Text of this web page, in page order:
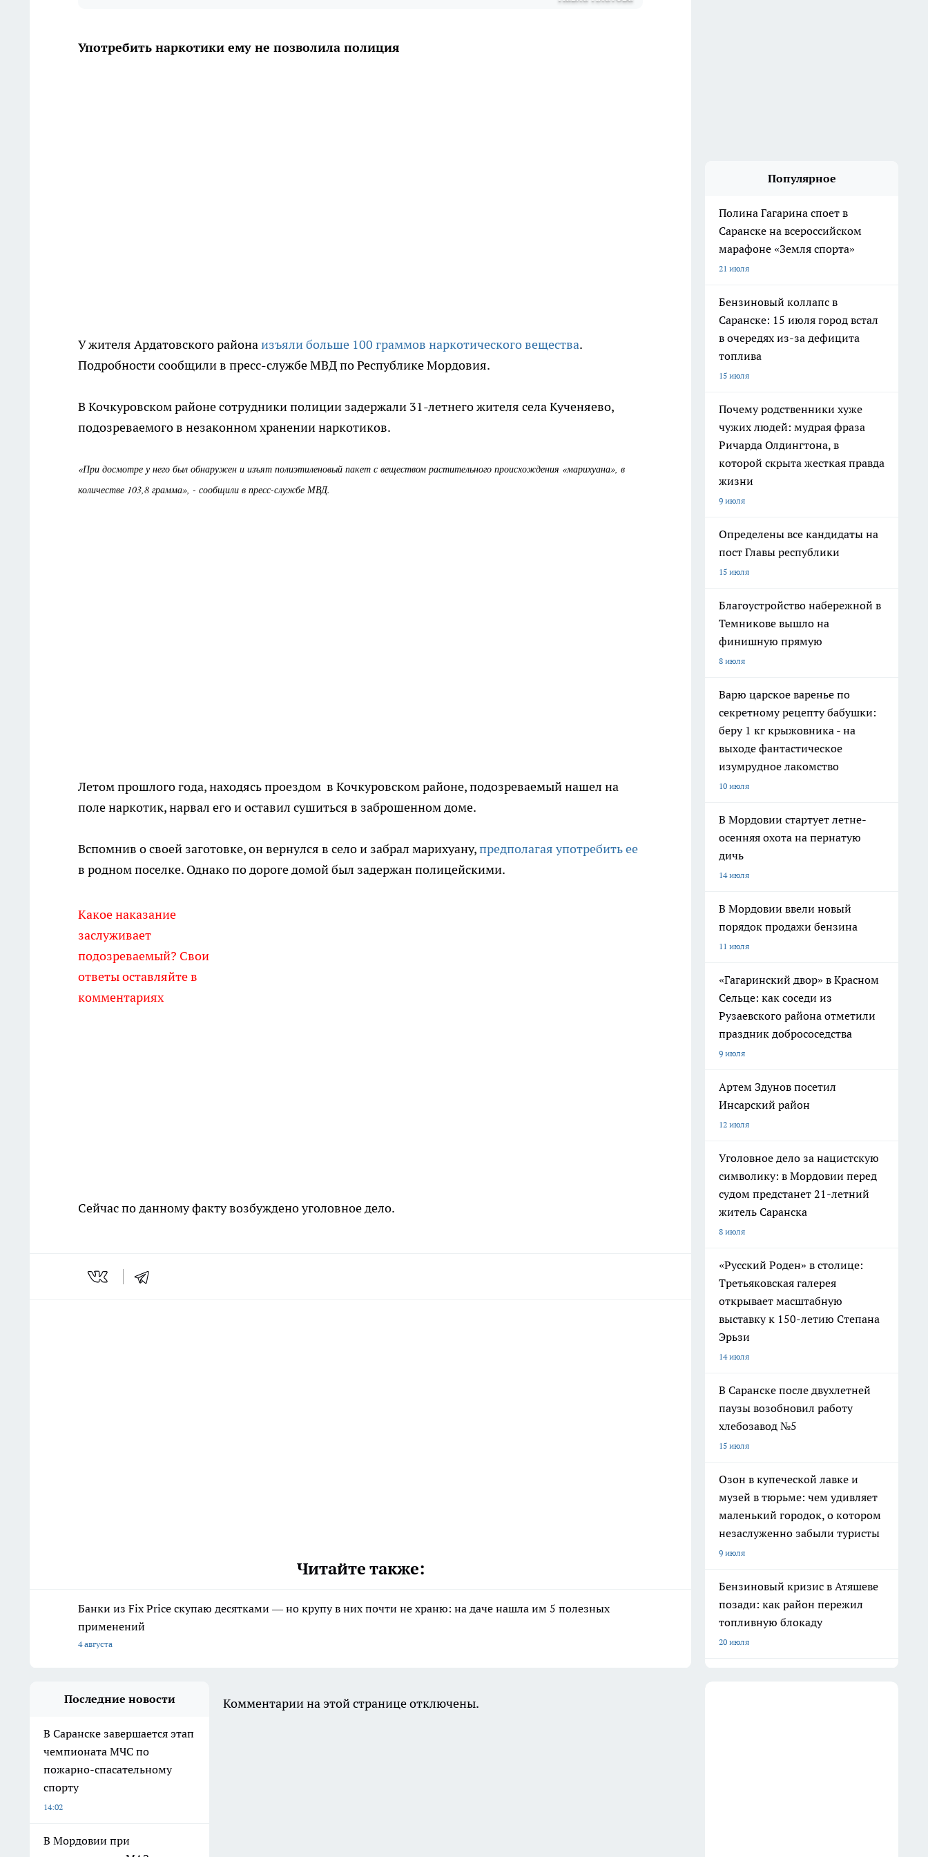
Употребить наркотики ему не позволила полиция
У жителя Ардатовского районаизъяли больше 100 граммов наркотического вещества.
Подробности сообщили в пресс-службе МВД по Республике Мордовия.
В Кочкуровском районе сотрудники полиции задержали 31-летнего жителя села Кученяево,
подозреваемого в незаконном хранении наркотиков.
«При досмотре у него был обнаружен и изъят полиэтиленовый пакет с веществом растительного происхождения «марихуана», в
количестве 103,8 грамма», - сообщили в пресс-службе МВД.
Летом прошлого года, находясь проездом в Кочкуровском районе, подозреваемый нашел на
поле наркотик, нарвал его и оставил сушиться в заброшенном доме.
Вспомнив о своей заготовке, он вернулся в село и забрал марихуану,предполагая употребить ее
в родном поселке. Однако по дороге домой был задержан полицейскими.
Какое наказание
заслуживает
подозреваемый? Свои
ответы оставляйте в
комментариях
Сейчас по данному факту возбуждено уголовное дело.
Читайте также:
Банки из Fix Price скупаю десятками — но крупу в них почти не храню: на даче нашла им 5 полезных
применений
4 августа
Популярное
Полина Гагарина споет в
Саранске на всероссийском
марафоне «Земля спорта»
21 июля
Бензиновый коллапс в
Саранске: 15 июля город встал
в очередях из-за дефицита
топлива
15 июля
Почему родственники хуже
чужих людей: мудрая фраза
Ричарда Олдингтона, в
которой скрыта жесткая правда
жизни
9 июля
Определены все кандидаты на
пост Главы республики
15 июля
Благоустройство набережной в
Темникове вышло на
финишную прямую
8 июля
Варю царское варенье по
секретному рецепту бабушки:
беру 1 кг крыжовника - на
выходе фантастическое
изумрудное лакомство
10 июля
В Мордовии стартует летне-
осенняя охота на пернатую
дичь
14 июля
В Мордовии ввели новый
порядок продажи бензина
11 июля
«Гагаринский двор» в Красном
Сельце: как соседи из
Рузаевского района отметили
праздник добрососедства
9 июля
Артем Здунов посетил
Инсарский район
12 июля
Уголовное дело за нацистскую
символику: в Мордовии перед
судом предстанет 21-летний
житель Саранска
8 июля
«Русский Роден» в столице:
Третьяковская галерея
открывает масштабную
выставку к 150-летию Степана
Эрьзи
14 июля
В Саранске после двухлетней
паузы возобновил работу
хлебозавод №5
15 июля
Озон в купеческой лавке и
музей в тюрьме: чем удивляет
маленький городок, о котором
незаслуженно забыли туристы
9 июля
Бензиновый кризис в Атяшеве
позади: как район пережил
топливную блокаду
20 июля
Последние новости
В Саранске завершается этап
чемпионата МЧС по
пожарно-спасательному
спорту
14:02
В Мордовии при
Комментарии на этой странице отключены.